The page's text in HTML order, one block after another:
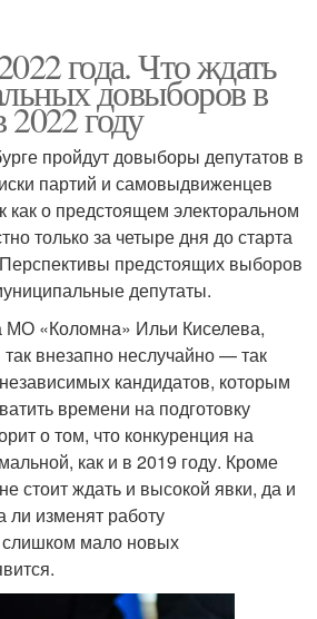
года. Что ждать
довыборов в
2022 году
пройдут довыборы депутатов в
партий и самовыдвиженцев
как о предстоящем электоральном
только за четыре дня до старта
предстоящих выборов
депутаты.
МО «Коломна» Ильи Киселева,
внезапно неслучайно — так
кандидатов, которым
времени на подготовку
о том, что конкуренция на
как и в 2019 году. Кроме
стоит ждать и высокой явки, да и
изменят работу
мало новых